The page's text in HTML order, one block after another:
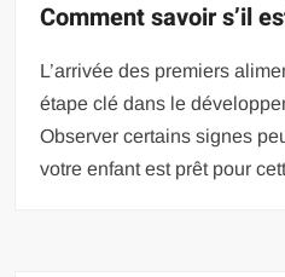
Comment savoir s’il
L’arrivée des premiers
étape clé dans le
Observer certains signes
votre enfant est prêt pour